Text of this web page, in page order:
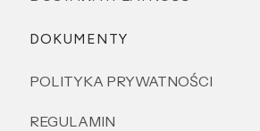
DOKUMENTY
POLITYKA PRYWATNOŚCI
REGULAMIN